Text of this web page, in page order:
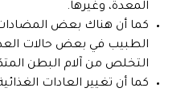
المعدة، وغيرها.
كما أن هناك بعض
الطبيب في بعض حالات
التخلص من آلام البطن
كما أن تغيير العادات